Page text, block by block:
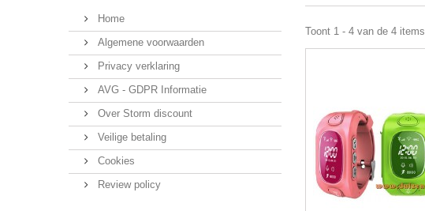
Home
Algemene voorwaarden
Privacy verklaring
AVG - GDPR Informatie
Over Storm discount
Veilige betaling
Cookies
Review policy
Toont 1 - 4 van de 4 items